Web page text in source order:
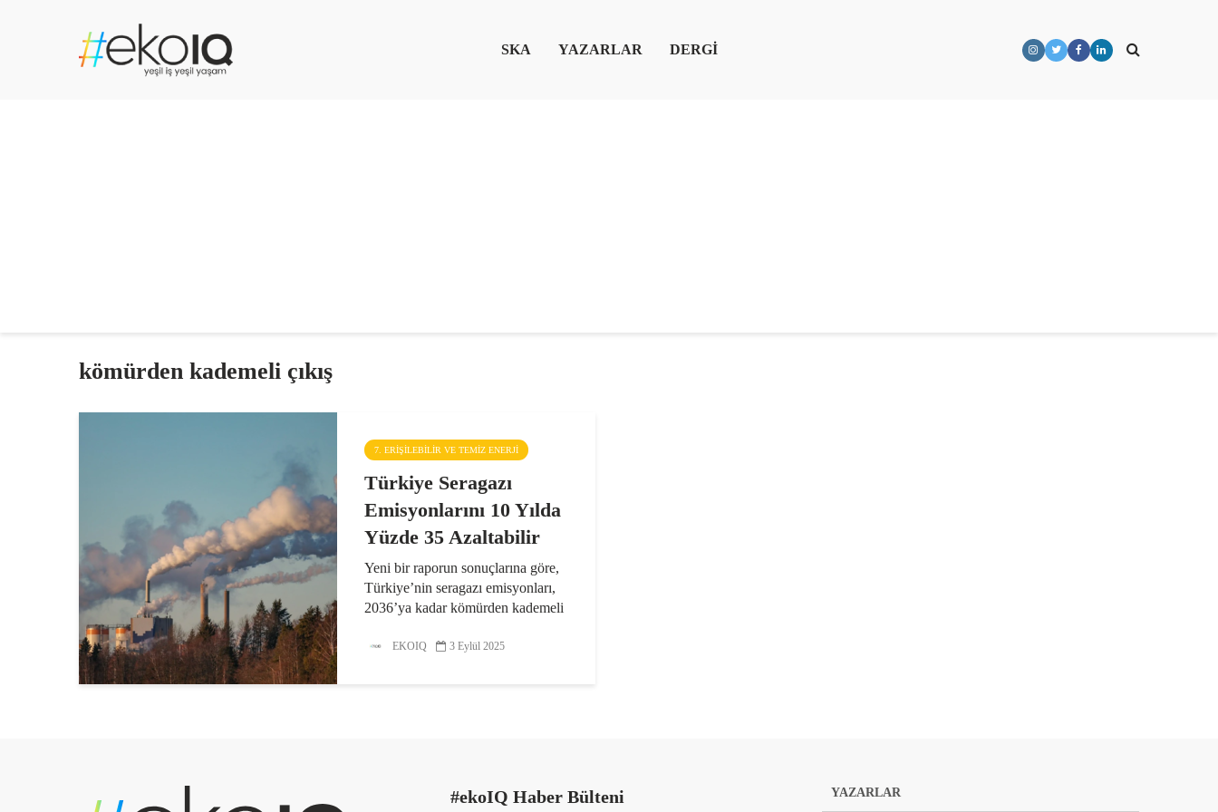
SKA YAZARLAR DERGİ
kömürden kademeli çıkış
7. ERIŞILEBILIR VE TEMIZ ENERJI
Türkiye Seragazı
Emisyonlarını 10 Yılda
Yüzde 35 Azaltabilir
Yeni bir raporun sonuçlarına göre,
Türkiye’nin seragazı emisyonları,
2036’ya kadar kömürden kademeli
kurulumunun hızlanmasıyla
EKOIQ 3 Eylül 2025
#ekoIQ Haber Bülteni YAZARLAR